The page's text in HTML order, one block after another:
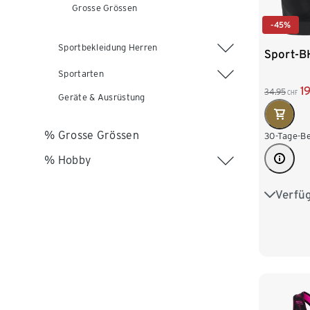
Grosse Grössen
Sportbekleidung Herren
Sportarten
Geräte & Ausrüstung
% Grosse Grössen
% Hobby
-45%
Sport-
34.95 CHF
30-Tage-
XS 32/